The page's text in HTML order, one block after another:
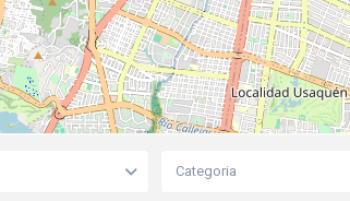
Categoria